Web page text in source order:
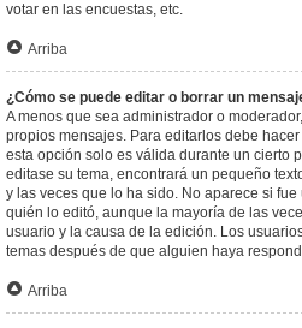
votar en las encuestas, etc.
Arriba
¿Cómo se puede editar o borrar un
A menos que sea administrador o
propios mensajes. Para editarlos debe
esta opción solo es válida durante un cierto
editase su tema, encontrará un pequeño
y las veces que lo ha sido. No aparece si
quién lo editó, aunque la mayoría de las
usuario y la causa de la edición. Los
temas después de que alguien haya
Arriba